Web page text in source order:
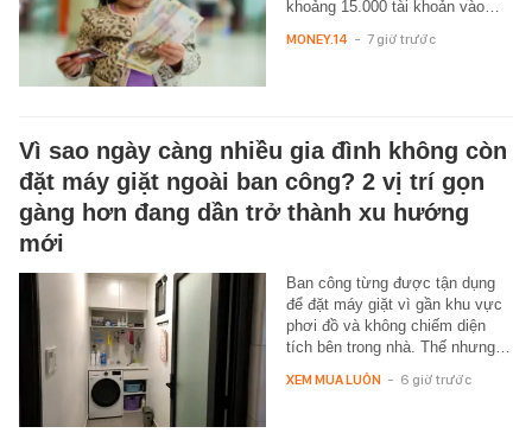
khoảng 15.000 tài khoản vào…
MONEY.14 - 7 giờ trước
Vì sao ngày càng nhiều gia đình không còn
đặt máy giặt ngoài ban công? 2 vị trí gọn
gàng hơn đang dần trở thành xu hướng
mới
Ban công từng được tận dụng
để đặt máy giặt vì gần khu vực
phơi đồ và không chiếm diện
tích bên trong nhà. Thế nhưng…
XEM MUA LUÔN - 6 giờ trước